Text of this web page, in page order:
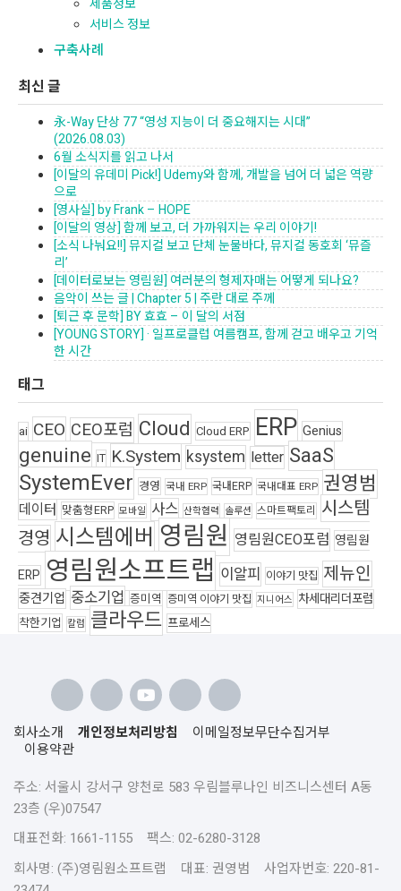
제품정보
서비스 정보
구축사례
최신 글
永-Way 단상 77 “영성 지능이 더 중요해지는 시대”
(2026.08.03)
6월 소식지를 읽고 나서
[이달의 유데미 Pick!] Udemy와 함께, 개발을 넘어 더 넓은 역량
으로
[영사실] by Frank – HOPE
[이달의 영상] 함께 보고, 더 가까워지는 우리 이야기!
[소식 나눠요!!] 뮤지컬 보고 단체 눈물바다, 뮤지컬 동호회 ‘뮤즐
리’
[데이터로보는 영림원] 여러분의 형제자매는 어떻게 되나요?
음악이 쓰는 글 | Chapter 5 | 주란 대로 주께
[퇴근 후 문학] BY 효효 – 이 달의 서점
[YOUNG STORY] · 일프로클럽 여름캠프, 함께 걷고 배우고 기억
한 시간
태그
ai CEO CEO포럼 Cloud Cloud ERP ERP Genius
genuine IT K.System ksystem letter SaaS
SystemEver 경영 국내 ERP 국내ERP 국내대표 ERP 권영범
데이터 맞춤형ERP 모바일 사스 산학협력 솔루션 스마트팩토리 시스템
경영 시스템에버 영림원 영림원CEO포럼 영림원
ERP 영림원소프트랩 이알피 이야기 맛집 제뉴인
중견기업 중소기업 증미역 증미역 이야기 맛집 지니어스 차세대리더포럼
착한기업 칼럼 클라우드 프로세스
회사소개 개인정보처리방침
이메일정보무단수집거부
이용약관
주소: 서울시 강서구 양천로 583 우림블루나인 비즈니스센터 A동
23층 (우)07547
대표전화: 1661-1155 팩스: 02-6280-3128
회사명: (주)영림원소프트랩 대표: 권영범 사업자번호: 220-81-